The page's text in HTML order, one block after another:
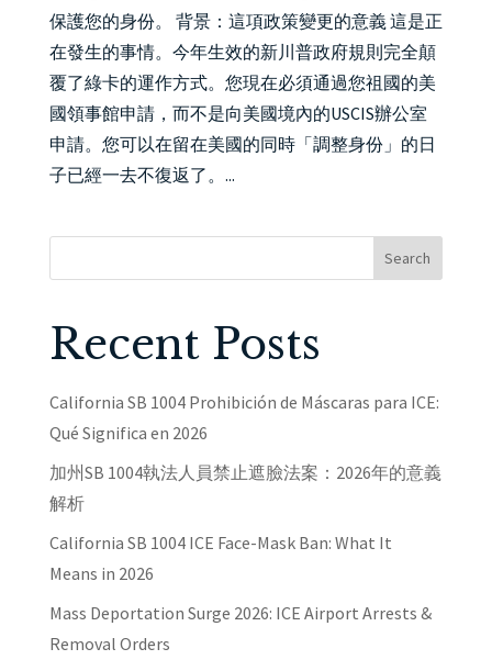
保護您的身份。 背景：這項政策變更的意義 這是正
在發生的事情。今年生效的新川普政府規則完全顛
覆了綠卡的運作方式。您現在必須通過您祖國的美
國領事館申請，而不是向美國境內的USCIS辦公室
申請。您可以在留在美國的同時「調整身份」的日
子已經一去不復返了。...
Search
Recent Posts
California SB 1004 Prohibición de Máscaras para ICE:
Qué Significa en 2026
加州SB 1004執法人員禁止遮臉法案：2026年的意義
解析
California SB 1004 ICE Face-Mask Ban: What It
Means in 2026
Mass Deportation Surge 2026: ICE Airport Arrests &
Removal Orders